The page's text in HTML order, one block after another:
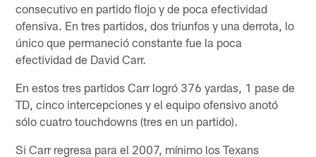
consecutivo en partido flojo y de poca efectividad
ofensiva. En tres partidos, dos triunfos y una derrota, lo
único que permaneció constante fue la poca
efectividad de David Carr.
En estos tres partidos Carr logró 376 yardas, 1 pase de
TD, cinco intercepciones y el equipo ofensivo anotó
sólo cuatro touchdowns (tres en un partido).
Si Carr regresa para el 2007, mínimo los Texans